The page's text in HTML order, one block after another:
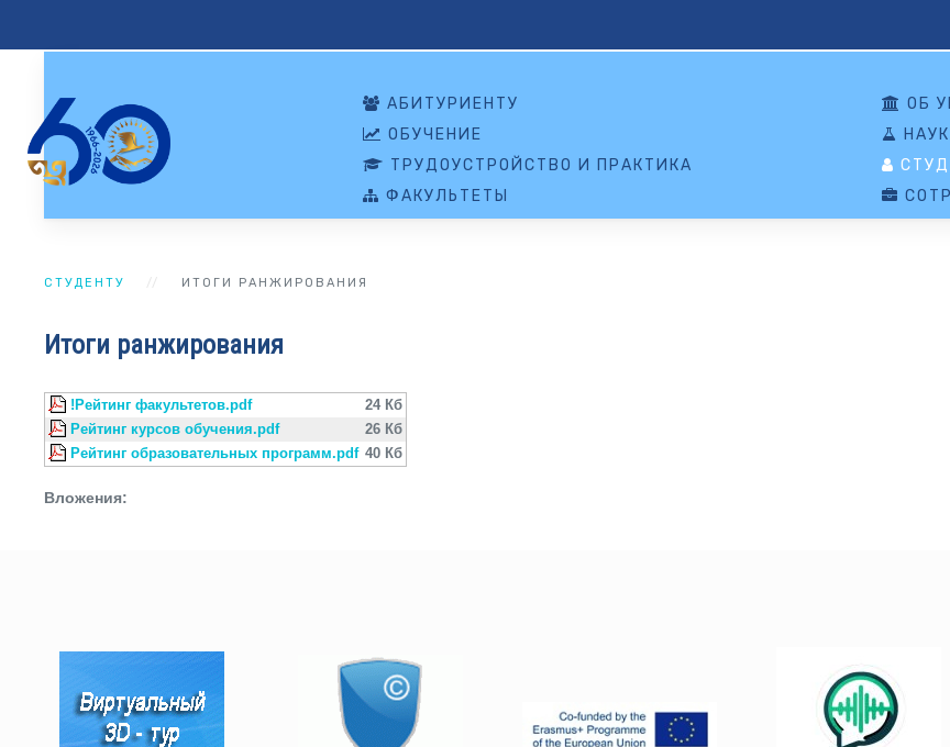
АБИТУРИЕНТУ
ОБ
ОБУЧЕНИЕ
ТРУДОУСТРОЙСТВО И ПРАКТИКА
ФАКУЛЬТЕТЫ
СТУДЕНТУ ИТОГИ РАНЖИРОВАНИЯ
Итоги ранжирования
Вложения:
!Рейтинг факультетов.pdf
24 Кб
Рейтинг курсов обучения.pdf
26 Кб
Рейтинг образовательных программ.pdf 40 Кб